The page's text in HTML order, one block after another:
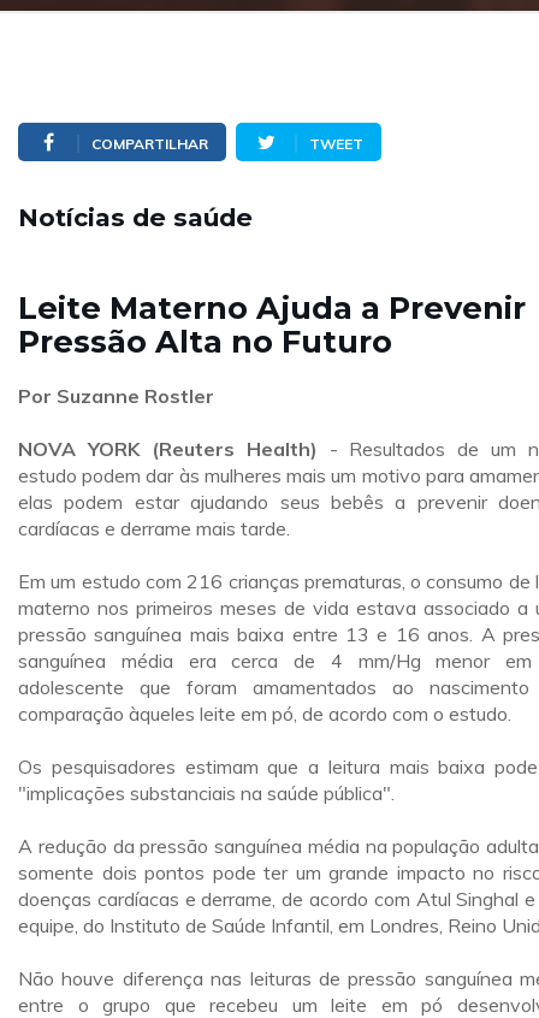
COMPARTILHAR TWEET
Notícias de saúde
Leite Materno Ajuda a Prevenir
Pressão Alta no Futuro
Por Suzanne Rostler
NOVA YORK (Reuters Health) - Resultados de um
estudo podem dar às mulheres mais um motivo para
elas podem estar ajudando seus bebês a prevenir
cardíacas e derrame mais tarde.
Em um estudo com 216 crianças prematuras, o consumo de
materno nos primeiros meses de vida estava associado a
pressão sanguínea mais baixa entre 13 e 16 anos. A
sanguínea média era cerca de 4 mm/Hg menor
adolescente que foram amamentados ao
comparação àqueles leite em pó, de acordo com o estudo.
Os pesquisadores estimam que a leitura mais baixa
"implicações substanciais na saúde pública".
A redução da pressão sanguínea média na população
somente dois pontos pode ter um grande impacto no
doenças cardíacas e derrame, de acordo com Atul Singhal
equipe, do Instituto de Saúde Infantil, em Londres, Reino
Não houve diferença nas leituras de pressão sanguínea
entre o grupo que recebeu um leite em pó